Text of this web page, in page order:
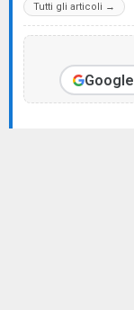
Tutti gli articoli →
Google